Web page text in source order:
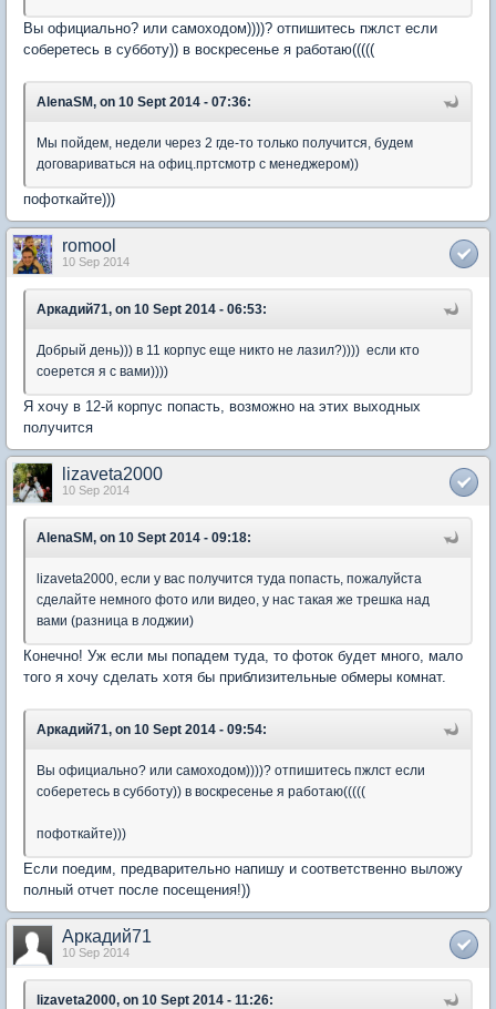
Вы официально? или самоходом))))? отпишитесь пжлст если
соберетесь в субботу)) в воскресенье я работаю(((((
AlenaSM, on 10 Sept 2014 - 07:36:
Мы пойдем, недели через 2 где-то только получится, будем
договариваться на офиц.пртсмотр с менеджером))
пофоткайте)))
romool
10 Sep 2014
Аркадий71, on 10 Sept 2014 - 06:53:
Добрый день))) в 11 корпус еще никто не лазил?)))) если кто
соерется я с вами))))
Я хочу в 12-й корпус попасть, возможно на этих выходных
получится
lizaveta2000
10 Sep 2014
AlenaSM, on 10 Sept 2014 - 09:18:
lizaveta2000, если у вас получится туда попасть, пожалуйста
сделайте немного фото или видео, у нас такая же трешка над
вами (разница в лоджии)
Конечно! Уж если мы попадем туда, то фоток будет много, мало
того я хочу сделать хотя бы приблизительные обмеры комнат.
Аркадий71, on 10 Sept 2014 - 09:54:
Вы официально? или самоходом))))? отпишитесь пжлст если
соберетесь в субботу)) в воскресенье я работаю(((((
пофоткайте)))
Если поедим, предварительно напишу и соответственно выложу
полный отчет после посещения!))
Аркадий71
10 Sep 2014
lizaveta2000, on 10 Sept 2014 - 11:26: